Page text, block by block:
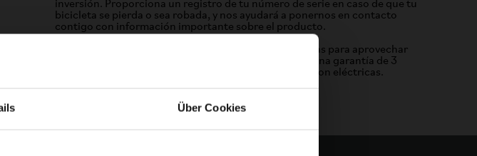
Über Cookies
inversión. Proporciona un registro de tu número de serie en caso de que tu
bicicleta se pierda o sea robada, y nos ayudará a ponernos en contacto
contigo con información importante sobre el producto.
Puedes registrar bicicletas Brompton antiguas y nuevas para aprovechar
nuestra garantía ampliada de 7 años para el cuadro y una garantía de 3
años para el sistema eléctrico en las bicicletas Brompton eléctricas.